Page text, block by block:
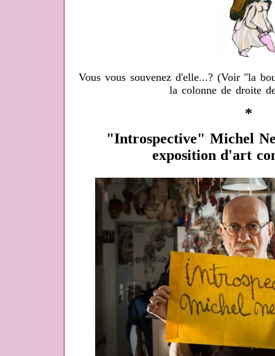
Vous vous souvenez d'elle...? (Voir "la
la colonne de droite
*
"Introspective" Michel
exposition d'art